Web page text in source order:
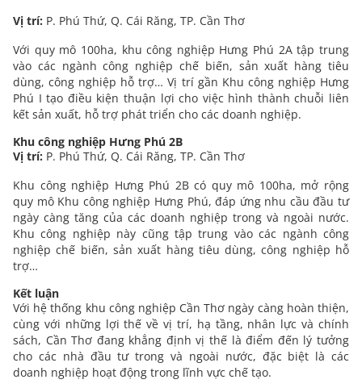
Vị trí: P. Phú Thứ, Q. Cái Răng, TP. Cần Thơ
Với quy mô 100ha, khu công nghiệp Hưng Phú 2A tập trung
vào các ngành công nghiệp chế biến, sản xuất hàng tiêu
dùng, công nghiệp hỗ trợ… Vị trí gần Khu công nghiệp Hưng
Phú I tạo điều kiện thuận lợi cho việc hình thành chuỗi liên
kết sản xuất, hỗ trợ phát triển cho các doanh nghiệp.
Khu công nghiệp Hưng Phú 2B
Vị trí: P. Phú Thứ, Q. Cái Răng, TP. Cần Thơ
Khu công nghiệp Hưng Phú 2B có quy mô 100ha, mở rộng
quy mô Khu công nghiệp Hưng Phú, đáp ứng nhu cầu đầu tư
ngày càng tăng của các doanh nghiệp trong và ngoài nước.
Khu công nghiệp này cũng tập trung vào các ngành công
nghiệp chế biến, sản xuất hàng tiêu dùng, công nghiệp hỗ
trợ…
Kết luận
Với hệ thống khu công nghiệp Cần Thơ ngày càng hoàn thiện,
cùng với những lợi thế về vị trí, hạ tầng, nhân lực và chính
sách, Cần Thơ đang khẳng định vị thế là điểm đến lý tưởng
cho các nhà đầu tư trong và ngoài nước, đặc biệt là các
doanh nghiệp hoạt động trong lĩnh vực chế tạo.